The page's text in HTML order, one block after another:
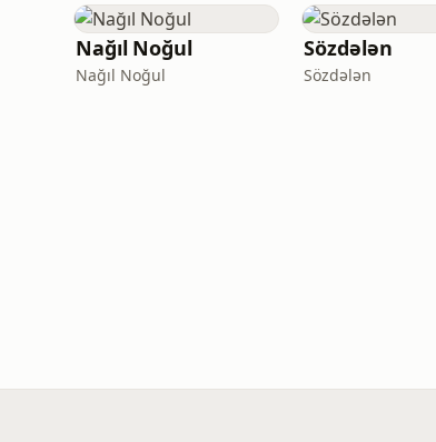
Nağıl Noğul
Nağıl Noğul
Sözdələn
Sözdələn